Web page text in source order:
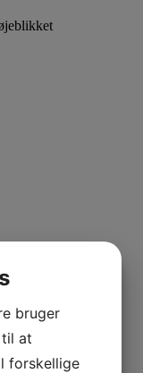
bruger
at
forskellige